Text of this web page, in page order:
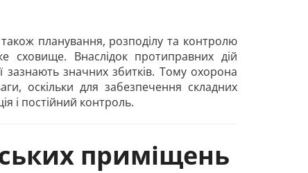
також планування, розподілу та контролю
сховище. Внаслідок протиправних дій
зазнають значних збитків. Тому охорона
оскільки для забезпечення складних
і постійний контроль.
приміщень